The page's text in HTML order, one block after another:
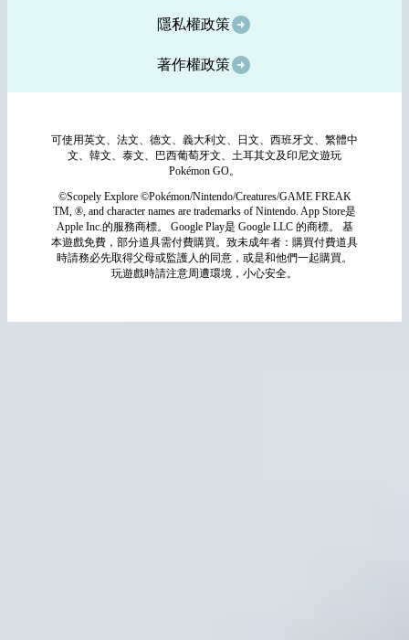
隱私權政策
著作權政策
可使用英文、法文、德文、義大利文、日文、西班牙文、繁體中
文、韓文、泰文、巴西葡萄牙文、土耳其文及印尼文遊玩
Pokémon GO。
©Scopely Explore ©Pokémon/Nintendo/Creatures/GAME FREAK
TM, ®, and character names are trademarks of Nintendo. App Store是
Apple Inc.的服務商標。 Google Play是 Google LLC 的商標。 基
本遊戲免費，部分道具需付費購買。致未成年者：購買付費道具
時請務必先取得父母或監護人的同意，或是和他們一起購買。
玩遊戲時請注意周遭環境，小心安全。